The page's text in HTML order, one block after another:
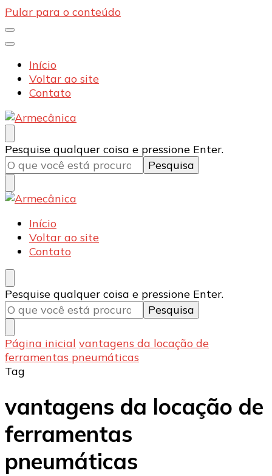
Pular para o conteúdo
Início
Voltar ao site
Contato
Armecânica
Blog
Procurando
algo?
Pesquise qualquer coisa e pressione Enter.
Armecânica
Blog
Início
Voltar ao site
Contato
Procurando
algo?
Pesquise qualquer coisa e pressione Enter.
Página inicial vantagens da locação de
ferramentas pneumáticas
Tag
vantagens da locação de
ferramentas
pneumáticas